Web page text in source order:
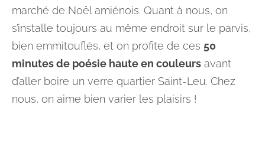
marché de Noël amiénois. Quant à nous, on
s’installe toujours au même endroit sur le parvis,
bien emmitouflés, et on profite de ces 50
minutes de poésie haute en couleurs avant
d’aller boire un verre quartier Saint-Leu. Chez
nous, on aime bien varier les plaisirs !